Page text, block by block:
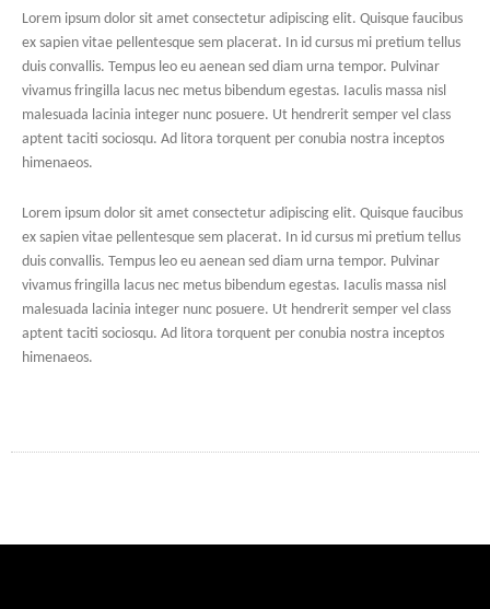
Lorem ipsum dolor sit amet consectetur adipiscing elit. Quisque faucibus
ex sapien vitae pellentesque sem placerat. In id cursus mi pretium tellus
duis convallis. Tempus leo eu aenean sed diam urna tempor. Pulvinar
vivamus fringilla lacus nec metus bibendum egestas. Iaculis massa nisl
malesuada lacinia integer nunc posuere. Ut hendrerit semper vel class
aptent taciti sociosqu. Ad litora torquent per conubia nostra inceptos
himenaeos.
Lorem ipsum dolor sit amet consectetur adipiscing elit. Quisque faucibus
ex sapien vitae pellentesque sem placerat. In id cursus mi pretium tellus
duis convallis. Tempus leo eu aenean sed diam urna tempor. Pulvinar
vivamus fringilla lacus nec metus bibendum egestas. Iaculis massa nisl
malesuada lacinia integer nunc posuere. Ut hendrerit semper vel class
aptent taciti sociosqu. Ad litora torquent per conubia nostra inceptos
himenaeos.